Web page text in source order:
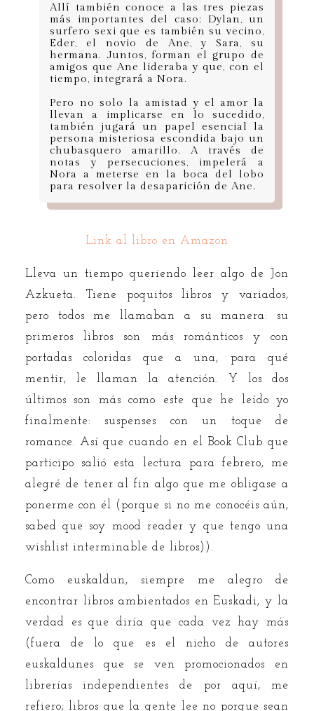
Allí también conoce a las tres piezas
más importantes del caso: Dylan, un
surfero sexi que es también su vecino,
Eder, el novio de Ane, y Sara, su
hermana. Juntos, forman el grupo de
amigos que Ane lideraba y que, con el
tiempo, integrará a Nora.
Pero no solo la amistad y el amor la
llevan a implicarse en lo sucedido,
también jugará un papel esencial la
persona misteriosa escondida bajo un
chubasquero amarillo. A través de
notas y persecuciones, impelerá a
Nora a meterse en la boca del lobo
para resolver la desaparición de Ane.
Link al libro en Amazon
Lleva un tiempo queriendo leer algo de Jon
Azkueta. Tiene poquitos libros y variados,
pero todos me llamaban a su manera: su
primeros libros son más románticos y con
portadas coloridas que a una, para qué
mentir, le llaman la atención. Y los dos
últimos son más como este que he leído yo
finalmente: suspenses con un toque de
romance. Así que cuando en el Book Club que
participo salió esta lectura para febrero, me
alegré de tener al fin algo que me obligase a
ponerme con él (porque si no me conocéis aún,
sabed que soy mood reader y que tengo una
wishlist interminable de libros)).
Como euskaldun, siempre me alegro de
encontrar libros ambientados en Euskadi, y la
verdad es que diría que cada vez hay más
(fuera de lo que es el nicho de autores
euskaldunes que se ven promocionados en
librerías independientes de por aquí, me
refiero; libros que la gente lee no porque sean